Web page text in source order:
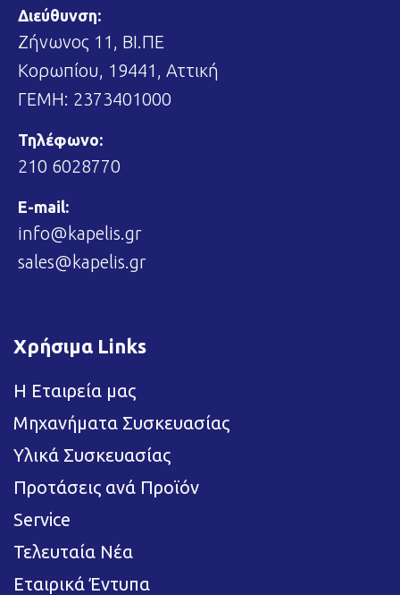
Διεύθυνση:
Ζήνωνος 11, ΒΙ.ΠΕ
Κορωπίου, 19441, Αττική
ΓΕΜΗ: 2373401000
Τηλέφωνο:
210 6028770
E-mail:
info@kapelis.gr
sales@kapelis.gr
Χρήσιμα Links
Η Εταιρεία μας
Μηχανήματα Συσκευασίας
Υλικά Συσκευασίας
Προτάσεις ανά Προϊόν
Service
Τελευταία Νέα
Εταιρικά Έντυπα